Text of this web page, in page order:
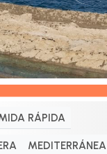
RÁPIDA
MEDITERRÁNEA